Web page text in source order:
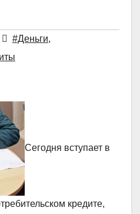
#Деньги,
Сегодня вступает в
кредите,